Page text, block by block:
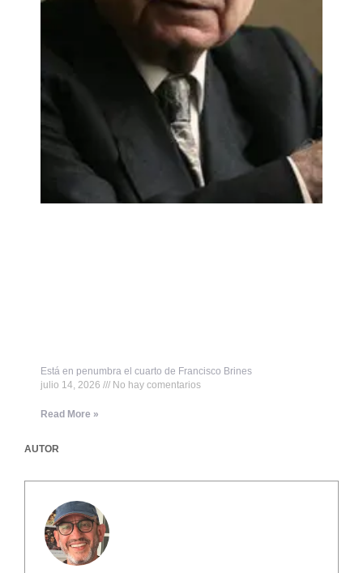
Está en penumbra el cuarto de Francisco Brines
julio 14, 2026
No hay comentarios
Read More »
AUTOR